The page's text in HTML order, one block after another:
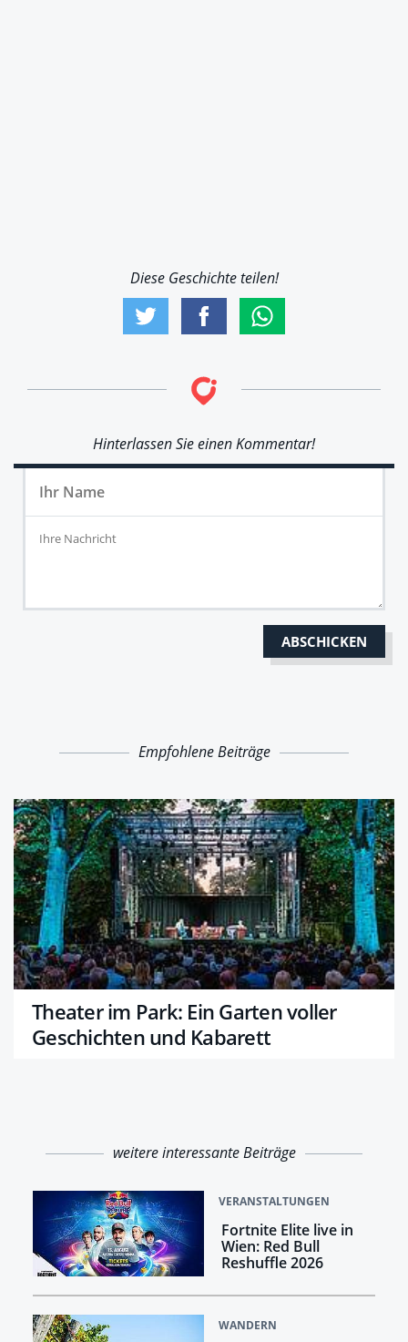
Diese Geschichte teilen!
Hinterlassen Sie einen Kommentar!
Empfohlene Beiträge
Theater im Park: Ein Garten voller
Geschichten und Kabarett
weitere interessante Beiträge
VERANSTALTUNGEN
Fortnite Elite live in
Wien: Red Bull
Reshuffle 2026
WANDERN